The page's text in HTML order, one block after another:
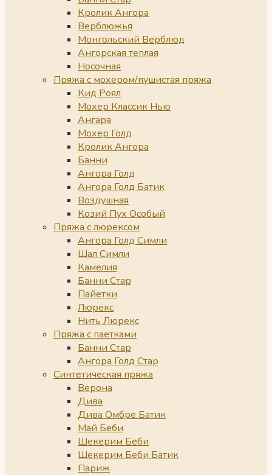
Кролик Ангора
Верблюжья
Монгольский Верблюд
Ангорская теплая
Носочная
Пряжа с мохером/пушистая пряжа
Кид Роял
Мохер Классик Нью
Ангара
Мохер Голд
Кролик Ангора
Банни
Ангора Голд
Ангора Голд Батик
Воздушная
Козий Пух Особый
Пряжа с люрексом
Ангора Голд Симли
Шал Симли
Камелия
Банни Стар
Пайетки
Люрекс
Нить Люрекс
Пряжа с паетками
Банни Стар
Ангора Голд Стар
Синтетическая пряжа
Верона
Дива
Дива Омбре Батик
Май Беби
Шекерим Беби
Шекерим Беби Батик
Париж